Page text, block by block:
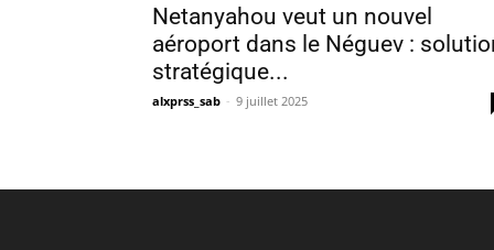
Netanyahou veut un nouvel
aéroport dans le Néguev :
stratégique...
alxprss_sab - 9 juillet 2025